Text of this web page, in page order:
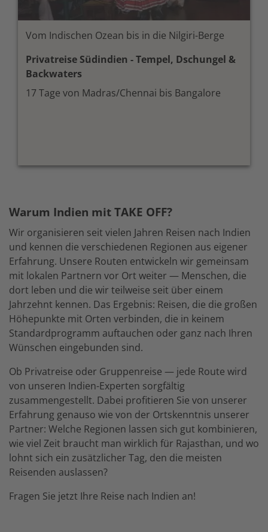
Vom Indischen Ozean bis in die Nilgiri-Berge
Privatreise Südindien - Tempel, Dschungel &
Backwaters
17 Tage von Madras/Chennai bis Bangalore
Warum Indien mit TAKE OFF?
Wir organisieren seit vielen Jahren Reisen nach Indien
und kennen die verschiedenen Regionen aus eigener
Erfahrung. Unsere Routen entwickeln wir gemeinsam
mit lokalen Partnern vor Ort weiter — Menschen, die
dort leben und die wir teilweise seit über einem
Jahrzehnt kennen. Das Ergebnis: Reisen, die die großen
Höhepunkte mit Orten verbinden, die in keinem
Standardprogramm auftauchen oder ganz nach Ihren
Wünschen eingebunden sind.
Ob Privatreise oder Gruppenreise — jede Route wird
von unseren Indien-Experten sorgfältig
zusammengestellt. Dabei profitieren Sie von unserer
Erfahrung genauso wie von der Ortskenntnis unserer
Partner: Welche Regionen lassen sich gut kombinieren,
wie viel Zeit braucht man wirklich für Rajasthan, und wo
lohnt sich ein zusätzlicher Tag, den die meisten
Reisenden auslassen?
Fragen Sie jetzt Ihre Reise nach Indien an!